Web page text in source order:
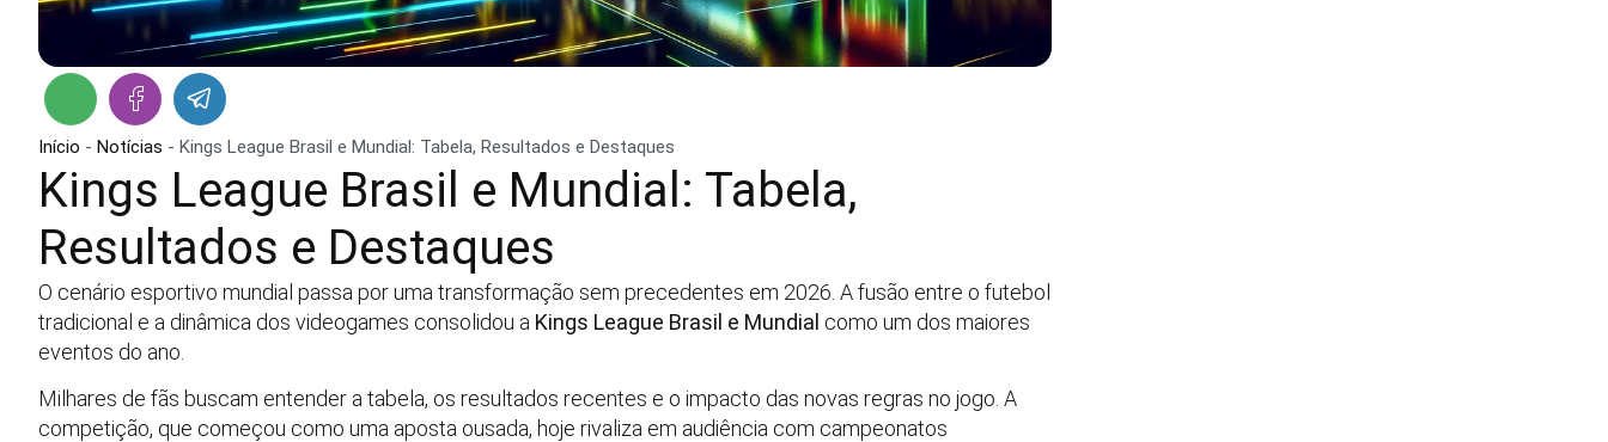
Início - Notícias - Kings League Brasil e Mundial: Tabela, Resultados e Destaques
Kings League Brasil e Mundial: Tabela,
Resultados e Destaques
O cenário esportivo mundial passa por uma transformação sem precedentes em 2026. A fusão entre o futebol
tradicional e a dinâmica dos videogames consolidou a Kings League Brasil e Mundial como um dos maiores
eventos do ano.
Milhares de fãs buscam entender a tabela, os resultados recentes e o impacto das novas regras no jogo. A
competição, que começou como uma aposta ousada, hoje rivaliza em audiência com campeonatos